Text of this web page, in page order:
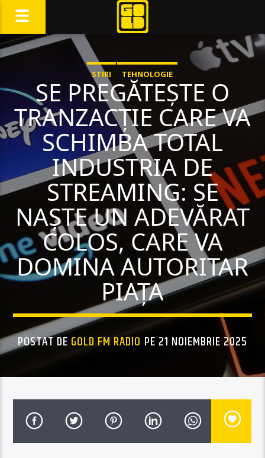
STIRI TEHNOLOGIE
SE PREGĂTEȘTE O
TRANZACȚIE CARE VA
SCHIMBA TOTAL
INDUSTRIA DE
STREAMING: SE
NAȘTE UN ADEVĂRAT
COLOS, CARE VA
DOMINA AUTORITAR
PIAȚA
POSTAT DE GOLD FM RADIO PE 21 NOIEMBRIE 2025